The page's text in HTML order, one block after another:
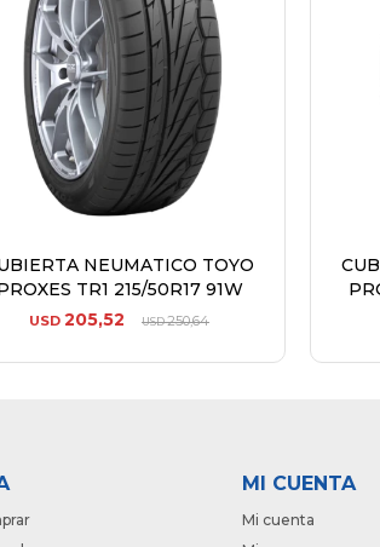
NEUMATICO TOYO
TR1 215/50R17 91W
USD 205,52 USD250,64
MI CUENTA
Mi cuenta